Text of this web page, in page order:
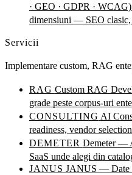
· GEO · GDPR · WCAG)
dimensiuni — SEO
Servicii
Implementare custom, RAG
RAG Custom RAG
grade peste corpus-uri
CONSULTING AI
readiness, vendor
DEMETER Demeter —
SaaS unde alegi din
JANUS JANUS — Date